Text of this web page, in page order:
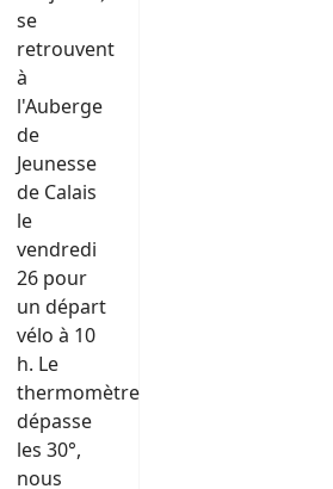
se
retrouvent
à
l'Auberge
de
Jeunesse
de Calais
le
vendredi
26 pour
un départ
vélo à 10
h. Le
thermomètre
dépasse
les 30°,
nous